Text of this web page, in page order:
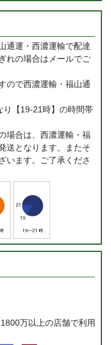
通運・西濃運輸で配達
れの場合はメールでご
ので西濃運輸・福山通
【19-21時】の時間帯
場合は、西濃運輸・福
送となります。またそ
います。ご了承くださ
万以上の店舗で利用